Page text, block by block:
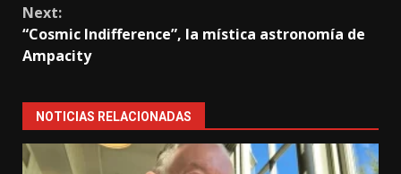
Next:
“Cosmic Indifference”, la mística astronomía de
Ampacity
NOTICIAS RELACIONADAS